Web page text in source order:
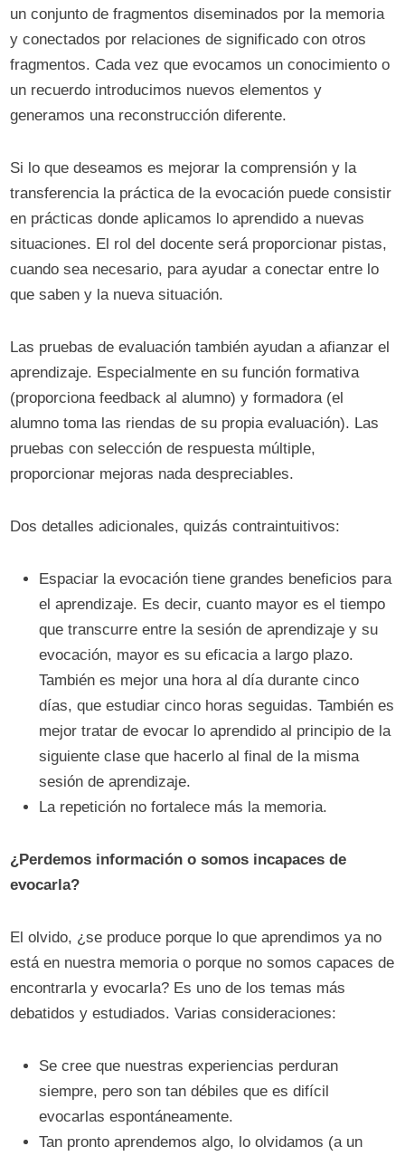
un conjunto de fragmentos diseminados por la memoria
y conectados por relaciones de significado con otros
fragmentos. Cada vez que evocamos un conocimiento o
un recuerdo introducimos nuevos elementos y
generamos una reconstrucción diferente.
Si lo que deseamos es mejorar la comprensión y la
transferencia la práctica de la evocación puede consistir
en prácticas donde aplicamos lo aprendido a nuevas
situaciones. El rol del docente será proporcionar pistas,
cuando sea necesario, para ayudar a conectar entre lo
que saben y la nueva situación.
Las pruebas de evaluación también ayudan a afianzar el
aprendizaje. Especialmente en su función formativa
(proporciona feedback al alumno) y formadora (el
alumno toma las riendas de su propia evaluación). Las
pruebas con selección de respuesta múltiple,
proporcionar mejoras nada despreciables.
Dos detalles adicionales, quizás contraintuitivos:
Espaciar la evocación tiene grandes beneficios para
el aprendizaje. Es decir, cuanto mayor es el tiempo
que transcurre entre la sesión de aprendizaje y su
evocación, mayor es su eficacia a largo plazo.
También es mejor una hora al día durante cinco
días, que estudiar cinco horas seguidas. También es
mejor tratar de evocar lo aprendido al principio de la
siguiente clase que hacerlo al final de la misma
sesión de aprendizaje.
La repetición no fortalece más la memoria.
¿Perdemos información o somos incapaces de
evocarla?
El olvido, ¿se produce porque lo que aprendimos ya no
está en nuestra memoria o porque no somos capaces de
encontrarla y evocarla? Es uno de los temas más
debatidos y estudiados. Varias consideraciones:
Se cree que nuestras experiencias perduran
siempre, pero son tan débiles que es difícil
evocarlas espontáneamente.
Tan pronto aprendemos algo, lo olvidamos (a un